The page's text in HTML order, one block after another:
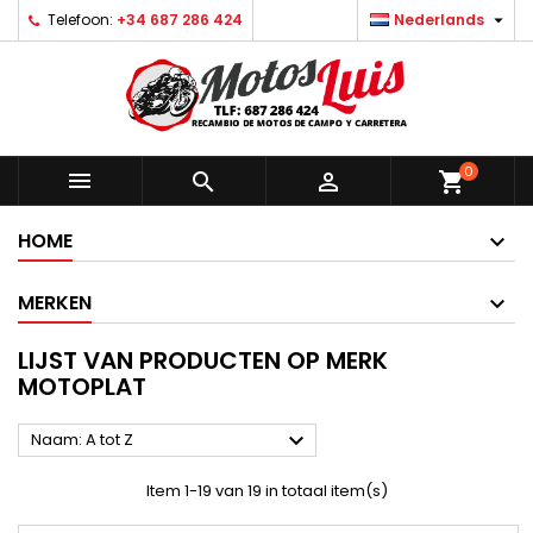
Telefoon: +34 687 286 424 Nederlands 
   shopping_cart0
HOME
MERKEN
LIJST VAN PRODUCTEN OP MERK
MOTOPLAT
Naam: A tot Z 
Item 1-19 van 19 in totaal item(s)